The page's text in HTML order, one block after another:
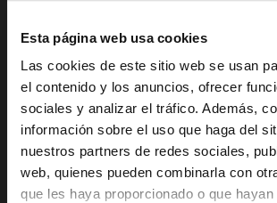
Esta página web usa cookies
Las cookies de este sitio web se usan
el contenido y los anuncios, ofrecer
sociales y analizar el tráfico. Además,
información sobre el uso que haga del
nuestros partners de redes sociales,
web, quienes pueden combinarla con
que les haya proporcionado o que
Operador registrado en la Comisión
los Mercados y la Competencia
junio de 2005.
Lee el Reglamento para la Defensa
aquí